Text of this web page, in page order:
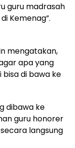
guru madrasah
Kemenag”.
mengatakan,
apa yang
di bawa ke
dibawa ke
guru honorer
langsung